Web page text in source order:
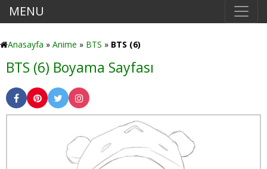
MENU
Anasayfa » Anime » BTS » BTS (6)
BTS (6) Boyama Sayfası